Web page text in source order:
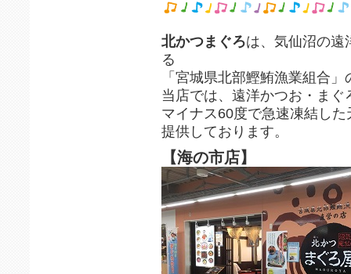
北かつまぐろは、気仙沼の遠
る
「宮城県北部鰹鮪漁業組合
当店では、遠洋かつお・ま
マイナス60度で急速凍結し
提供しております。
【海の市店】